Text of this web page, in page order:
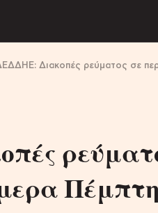
Διακοπές ρεύματος σε
Πέμπτη